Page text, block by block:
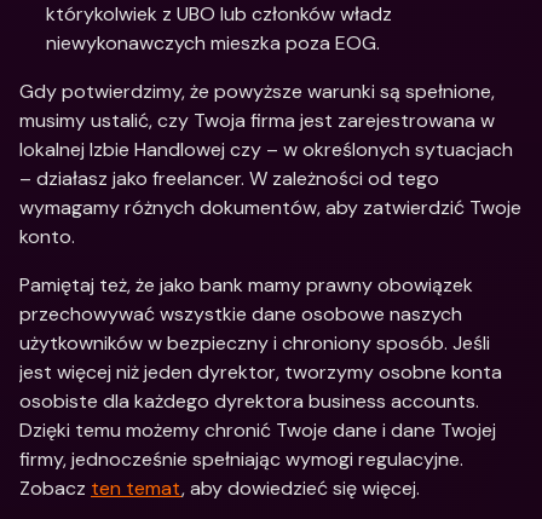
którykolwiek z UBO lub członków władz
niewykonawczych mieszka poza EOG.
Gdy potwierdzimy, że powyższe warunki są spełnione,
musimy ustalić, czy Twoja firma jest zarejestrowana w
lokalnej Izbie Handlowej czy – w określonych sytuacjach
– działasz jako freelancer. W zależności od tego
wymagamy różnych dokumentów, aby zatwierdzić Twoje
konto.
Pamiętaj też, że jako bank mamy prawny obowiązek
przechowywać wszystkie dane osobowe naszych
użytkowników w bezpieczny i chroniony sposób. Jeśli
jest więcej niż jeden dyrektor, tworzymy osobne konta
osobiste dla każdego dyrektora business accounts.
Dzięki temu możemy chronić Twoje dane i dane Twojej
firmy, jednocześnie spełniając wymogi regulacyjne.
Zobacz ten temat, aby dowiedzieć się więcej.